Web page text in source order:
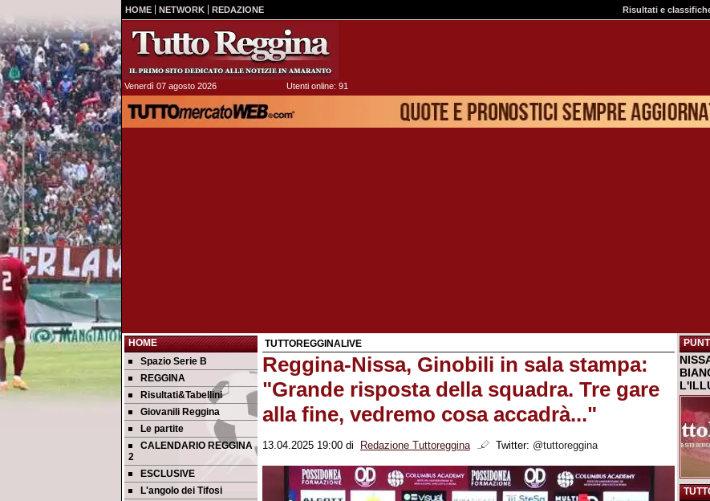
HOME NETWORK REDAZIONE Risultati e
Venerdì 07 agosto 2026 Utenti online: 91
HOME
Spazio Serie B
REGGINA
Risultati&Tabellini
Giovanili Reggina
Le partite
CALENDARIO REGGINA
2
ESCLUSIVE
L'angolo dei Tifosi
TUTTOREGGINALIVE
Reggina-Nissa, Ginobili in sala stampa:
"Grande risposta della squadra. Tre gare
alla fine, vedremo cosa accadrà..."
13.04.2025 19:00 di Redazione Tuttoreggina Twitter: @tuttoreggina